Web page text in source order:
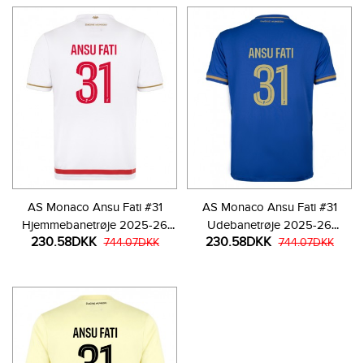
AS Monaco Ansu Fati #31
Hjemmebanetrøje 2025-26
Kortærmet
230.58DKK 744.07DKK
AS Monaco Ansu Fati #31
Udebanetrøje 2025-26
Kortærmet
230.58DKK 744.07DKK